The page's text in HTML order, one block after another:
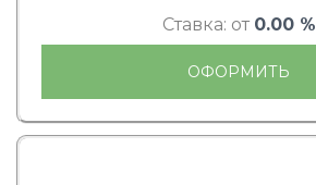
Ставка: от 0.00 %
ОФОРМИТЬ